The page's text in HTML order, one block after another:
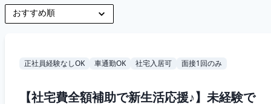
正社員経験なしOK 車通勤OK 社宅入居可 面接1回のみ
【社宅費全額補助で新生活応援♪】未経験で